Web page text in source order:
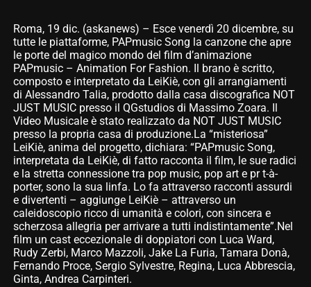
Roma, 19 dic. (askanews) – Esce venerdì 20 dicembre, su
tutte le piattaforme, PAPmusic Song la canzone che apre
le porte del magico mondo del film d’animazione
PAPmusic – Animation For Fashion. Il brano è scritto,
composto e interpretato da LeiKiè, con gli arrangiamenti
di Alessandro Talia, prodotto dalla casa discografica NOT
JUST MUSIC presso il QGstudios di Massimo Zoara. Il
Video Musicale è stato realizzato da NOT JUST MUSIC
presso la propria casa di produzione.La “misteriosa”
LeiKiè, anima del progetto, dichiara: “PAPmusic Song,
interpretata da LeiKiè, di fatto racconta il film, le sue radici
e la stretta connessione tra pop music, pop art e pr t-à-
porter, sono la sua linfa. Lo fa attraverso racconti assurdi
e divertenti – aggiunge LeiKiè – attraverso un
caleidoscopio ricco di umanità e colori, con sincera e
scherzosa allegria per arrivare a tutti indistintamente”.Nel
film un cast eccezionale di doppiatori con Luca Ward,
Rudy Zerbi, Marco Mazzoli, Jake La Furia, Tamara Donà,
Fernando Proce, Sergio Sylvestre, Regina, Luca Abbrescia,
Ginta, Andrea Carpinteri.